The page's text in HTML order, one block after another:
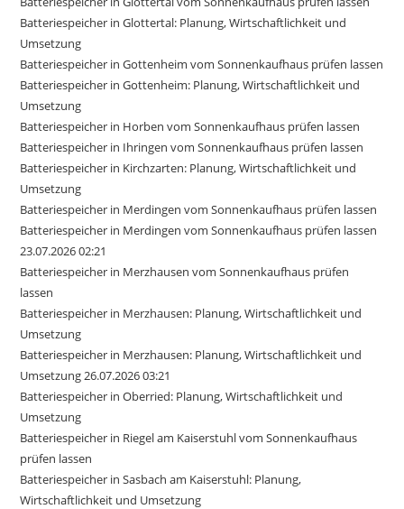
Batteriespeicher in Glottertal: Planung, Wirtschaftlichkeit und
Umsetzung
Batteriespeicher in Gottenheim vom Sonnenkaufhaus prüfen lassen
Batteriespeicher in Gottenheim: Planung, Wirtschaftlichkeit und
Umsetzung
Batteriespeicher in Horben vom Sonnenkaufhaus prüfen lassen
Batteriespeicher in Ihringen vom Sonnenkaufhaus prüfen lassen
Batteriespeicher in Kirchzarten: Planung, Wirtschaftlichkeit und
Umsetzung
Batteriespeicher in Merdingen vom Sonnenkaufhaus prüfen lassen
Batteriespeicher in Merdingen vom Sonnenkaufhaus prüfen lassen
23.07.2026 02:21
Batteriespeicher in Merzhausen vom Sonnenkaufhaus prüfen
lassen
Batteriespeicher in Merzhausen: Planung, Wirtschaftlichkeit und
Umsetzung
Batteriespeicher in Merzhausen: Planung, Wirtschaftlichkeit und
Umsetzung 26.07.2026 03:21
Batteriespeicher in Oberried: Planung, Wirtschaftlichkeit und
Umsetzung
Batteriespeicher in Riegel am Kaiserstuhl vom Sonnenkaufhaus
prüfen lassen
Batteriespeicher in Sasbach am Kaiserstuhl: Planung,
Wirtschaftlichkeit und Umsetzung